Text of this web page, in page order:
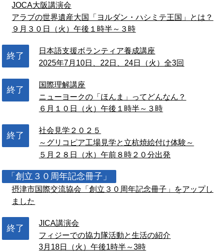
JOCA大阪講演会
アラブの世界遺産大国「ヨルダン・ハシミテ王国」とは？
９月３０日（火）午後１時半～３時
終了
日本語支援ボランティア養成講座
2025年7月10日、22日、24日（火）全3回
終了
国際理解講座
ニューヨークの「ほんま」ってどんなん？
６月１０日（火）午後１時半～３時
終了
社会見学２０２５
～グリコピア工場見学と立杭焼絵付け体験～
５月２８日（水）午前８時２０分出発
「創立３０周年記念冊子」
摂津市国際交流協会「創立３０周年記念冊子」をアップし
ました
終了
JICA講演会
フィジーでの協力隊活動と生活の紹介
3月18日（火）午後1時半～3時